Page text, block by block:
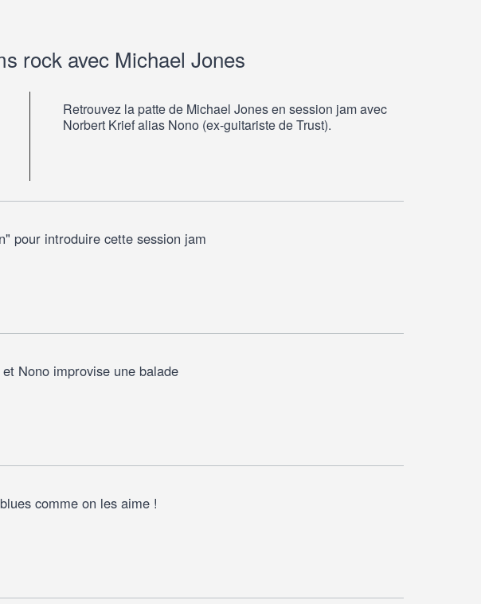
rock avec Michael Jones
Retrouvez la patte de Michael Jones en session jam avec
Norbert Krief alias Nono (ex-guitariste de Trust).
pour introduire cette session jam
Nono improvise une balade
comme on les aime !